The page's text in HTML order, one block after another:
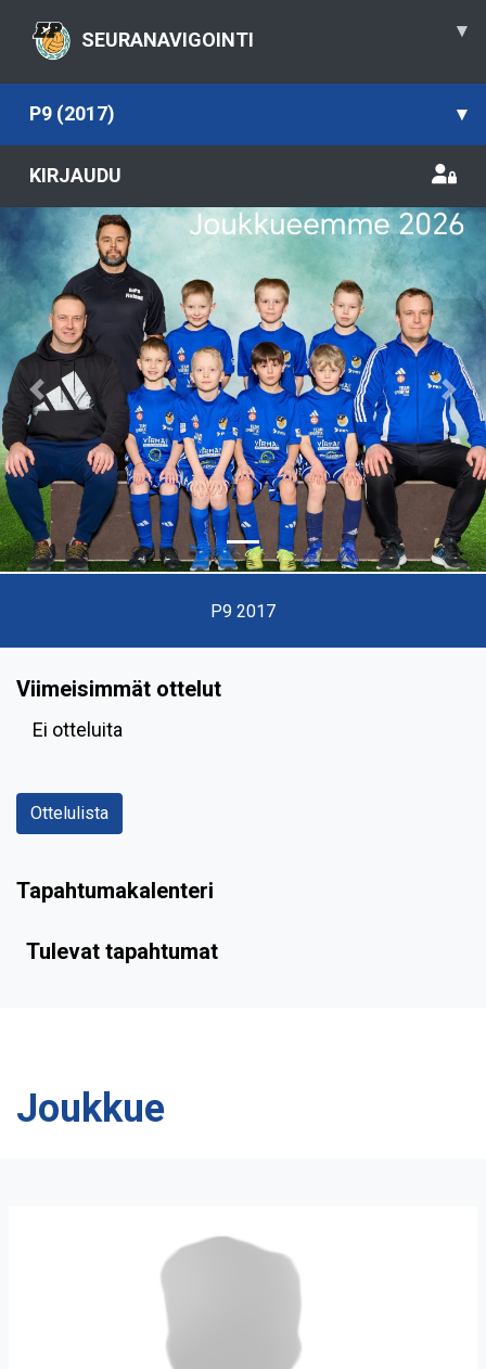
SEURANAVIGOINTI ▾
P9 (2017) ▾
KIRJAUDU
Previous
P9 2017
Viimeisimmät ottelut
Ei otteluita
Ottelulista
Tapahtumakalenteri
Tulevat tapahtumat
Joukkue